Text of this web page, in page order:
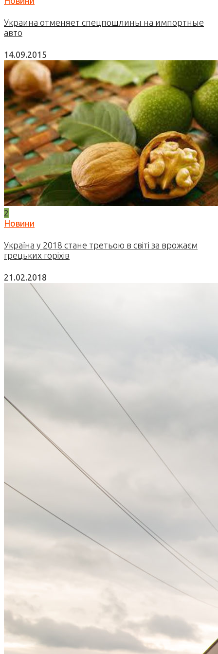
Украина отменяет спецпошлины на импортные
авто
14.09.2015
2
Новини
Україна у 2018 стане третьою в світі за врожаєм
грецьких горіхів
21.02.2018